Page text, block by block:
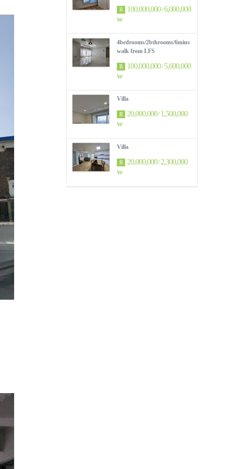
R 100,000,000/6,000,000
₩
4bedrooms/2bthrooms/6mins
walk from LFS
R 100,000,000/5,600,000
₩
Villa
R 20,000,000/1,500,000
₩
Villa
R 20,000,000/2,300,000
₩